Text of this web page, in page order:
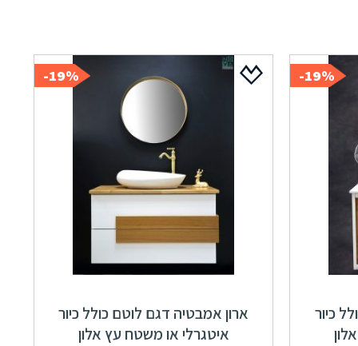
19%-
כיור
19%-
ארון אמבטיה דגם לוטם כולל כיור
איטגרלי או משטח עץ אלון